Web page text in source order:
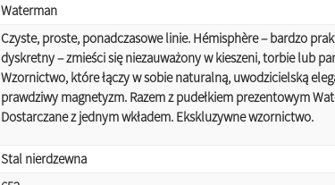
Waterman
Czyste, proste, ponadczasowe linie. Hémisphère – bardzo
dyskretny – zmieści się niezauważony w kieszeni, torbie lub
Wzornictwo, które łączy w sobie naturalną, uwodzicielską
prawdziwy magnetyzm. Razem z pudełkiem prezentowym
Dostarczane z jednym wkładem. Ekskluzywne wzornictwo.
Stal nierdzewna